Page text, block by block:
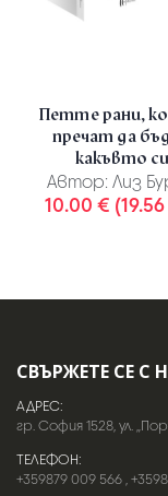
Петте рани,
пречат да
какъвто си
Автор: Лиз
10.00 € (19.56
СВЪРЖЕТЕ СЕ С
АДРЕС:
гр. София 1528, ул.
ТЕЛЕФОН:
+359879 009 566,